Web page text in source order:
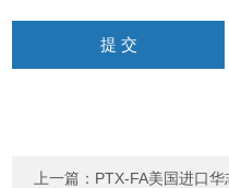
上一篇： PTX-FA美国进口